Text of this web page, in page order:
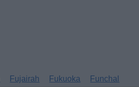
Fujairah Fukuoka Funchal